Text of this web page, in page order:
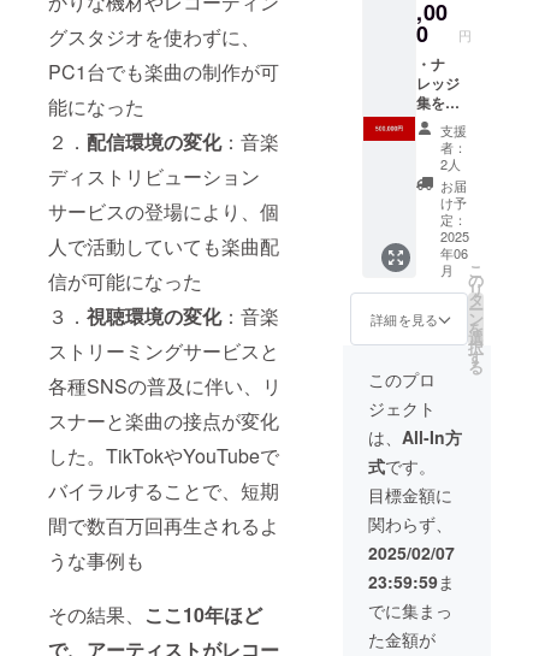
グスタジオを使わずに、
PC1台でも楽曲の制作が可
能になった
２． 配信環境の変化：音楽
ディストリビューション
サービスの登場により、個
人で活動していても楽曲配
信が可能になった
３． 視聴環境の変化：音楽
ストリーミングサービスと
各種SNSの普及に伴い、リ
スナーと楽曲の接点が変化
した。TikTokやYouTubeで
バイラルすることで、短期
間で数百万回再生されるよ
うな事例も
その結果、 ここ10年ほど
で、アーティストがレコー
画の概
要は
ページ
本文最
下部に
記載を
してお
りま
す。
※starR
oによる
メンタ
リング
セッ
ション
はZoom
を使用
回、25
年6月～
26年5月
の期間
内の実
施とな
りま
す。
ティス
トコア
バ
リュー
の発掘
とコン
セプト
メイキ
ング、
活動ア
ドバイ
ス） ※
支援
時、必
ず備考
欄に掲
載を希
望され
るお名
前をご
記入く
ださい
※イベン
ト会場
への交
通費や
滞在費
は各自
でご負
担くだ
さい。
※アーカ
イブ動
画の概
スイベ
ント
（都内
実施）
参加チ
ケット
提供 ・
ナレッ
ジ集と
B-Side
Incubat
or WEB
サイト
にスポ
ンサー
企業と
して掲
載 掲載
期間：
25年6
月〜26
年5月 ※
支援
時、必
ず備考
欄に掲
載を希
望され
る企業
名をご
記入く
ださい
※イベン
ト会場
,00
0 円
・ナ
レッジ
集を冊
子にて
配布
（10
冊） ・
2024年
に開催
したB-
Side
School
のアー
カイブ
動画視
聴権 ・
ナレッ
ジ集の
リリー
スイベ
ント
（都内
実施）
参加チ
ケット
提供 ・
ナレッ
ジ集と
B-Side
Incubat
or WEB
支援
者：
2人
お届
け予
定：
2025
年06
月
詳細を見る
こ
の
リ
タ
ー
ン
を
選
択
す
る
このプロ
ジェクト
は、 All-In方
式です。
目標金額に
関わらず、
2025/02/07
23:59:59ま
でに集まっ
た金額が